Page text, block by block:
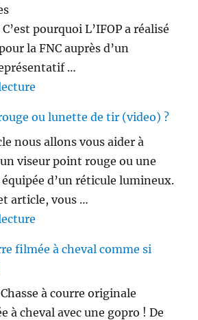
pourquoi L’IFOP a réalisé
la FNC auprès d’un
…
ou lunette de tir (video) ?
nous allons vous aider à
viseur point rouge ou une
d’un réticule lumineux.
article, vous …
filmée à cheval comme si
à courre originale
à cheval avec une gopro ! De